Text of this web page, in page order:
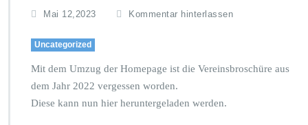
Mai 12,2023 Kommentar hinterlassen
Uncategorized
Mit dem Umzug der Homepage ist die Vereinsbroschüre aus
dem Jahr 2022 vergessen worden.
Diese kann nun hier heruntergeladen werden.